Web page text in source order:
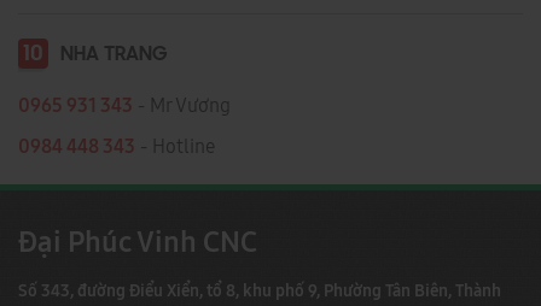
10 NHA TRANG
0965 931 343 - Mr Vương
0984 448 343 - Hotline
Đại Phúc Vinh CNC
Số 343, đường Điểu Xiển, tổ 8, khu phố 9, Phường Tân Biên, Thành